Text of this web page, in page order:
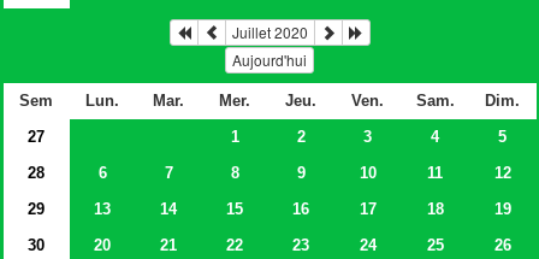
Juillet 2020
Aujourd'hui
Sem Lun. Mar. Mer. Jeu. Ven. Sam.
Dim.
27
1 2 3 4
5
28
6 7 8 9 10 11
12
29
13 14 15 16 17 18
19
30
20 21 22 23 24 25
26